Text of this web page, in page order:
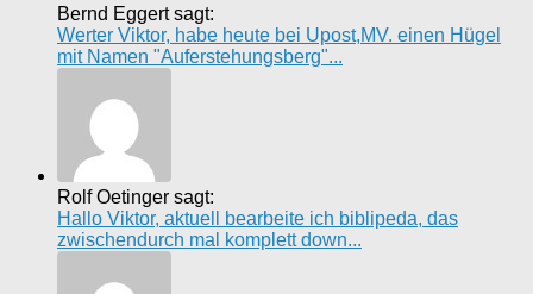
Bernd Eggert sagt:
Werter Viktor, habe heute bei Upost,MV. einen Hügel
mit Namen "Auferstehungsberg"...
Rolf Oetinger sagt:
Hallo Viktor, aktuell bearbeite ich biblipeda, das
zwischendurch mal komplett down...